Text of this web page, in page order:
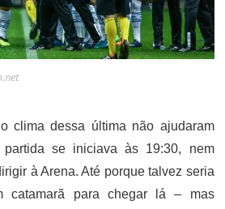
clima dessa última não ajudaram
se iniciava às 19:30, nem
à Arena. Até porque talvez seria
catamarã para chegar lá – mas